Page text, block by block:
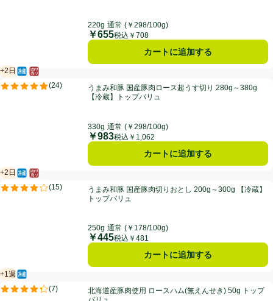
220g 通常 (￥298/100g)
価格
￥655税込￥708
カートに追加する
うまみ和豚 国産豚肉ロース超うす切り 280g～380g 【冷蔵】トップバ
+2日
賞味・消費期限保証：2日
冷蔵食品
はかり売り（不定貫）
(24)
評価は24件のレビューで5点中4.8点。うまみ和豚 国産豚肉ロース超うす切り 280g～380g
【冷蔵】トップバリュ
330g 通常 (￥298/100g)
価格
￥983税込￥1,062
カートに追加する
うまみ和豚 国産豚肉切りおとし 200g～300g 【冷蔵】トップバリュ
+2日
賞味・消費期限保証：2日
冷蔵食品
はかり売り（不定貫）
(15)
評価は15件のレビューで5点中4.1点。うまみ和豚 国産豚肉切りおとし 200g～300g 【冷蔵】
トップバリュ
250g 通常 (￥178/100g)
価格
￥445税込￥481
カートに追加する
北海道産豚肉使用 ロースハム(無えんせき) 50g トップバリュ
+1週
賞味・消費期限保証：１週間
冷蔵食品
(7)
評価は7件のレビューで5点中4.3点。北海道産豚肉使用 ロースハム(無えんせき) 50g トップ